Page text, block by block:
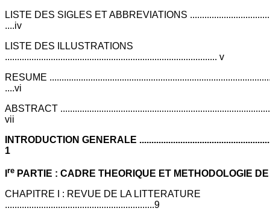
LISTE DES SIGLES ET ABBREVIATIONS
....iv
LISTE DES ILLUSTRATIONS
........................................................................................ v
RESUME
....vi
ABSTRACT
vii
INTRODUCTION GENERALE
1
re PARTIE : CADRE THEORIQUE ET METHODOLOGIE
CHAPITRE I : REVUE DE LA LITTERATURE
..............................................................9